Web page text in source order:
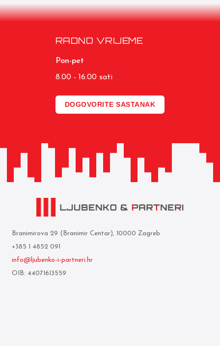
RADNO VRIJEME
Pon-pet
8.00 - 16.00 sati
DOGOVORITE SASTANAK
Branimirova 29 (Branimir Centar), 10000 Zagreb
+385 1 4852 091
info@ljubenko-i-partneri.hr
OIB: 44071613559